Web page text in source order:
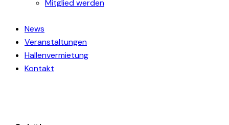
Mitglied werden
News
Veranstaltungen
Hallenvermietung
Kontakt